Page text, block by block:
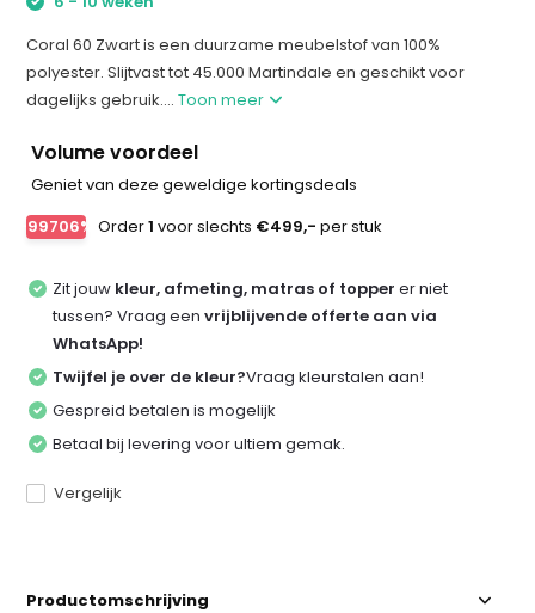
Coral 60 Zwart is een duurzame meubelstof van 100%
polyester. Slijtvast tot 45.000 Martindale en geschikt voor
dagelijks gebruik....Toon meer
Volume voordeel
Geniet van deze geweldige kortingsdeals
-99706% Order1 voor slechts €499,- per stuk
Zit jouw kleur, afmeting, matras of topper er niet
tussen? Vraag eenvrijblijvende offerte aan via
WhatsApp!
Twijfel je over de kleur?Vraag kleurstalen aan!
Gespreid betalen is mogelijk
Betaal bij levering voor ultiem gemak.
Vergelijk
Productomschrijving